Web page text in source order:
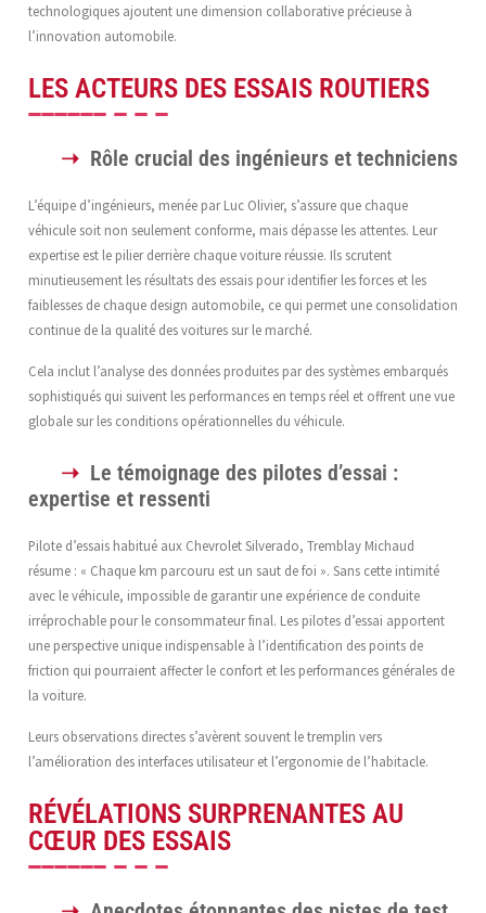
technologiques ajoutent une dimension collaborative précieuse à
l’innovation automobile.
LES ACTEURS DES ESSAIS ROUTIERS
Rôle crucial des ingénieurs et techniciens
L’équipe d’ingénieurs, menée par Luc Olivier, s’assure que chaque
véhicule soit non seulement conforme, mais dépasse les attentes. Leur
expertise est le pilier derrière chaque voiture réussie. Ils scrutent
minutieusement les résultats des essais pour identifier les forces et les
faiblesses de chaque design automobile, ce qui permet une consolidation
continue de la qualité des voitures sur le marché.
Cela inclut l’analyse des données produites par des systèmes embarqués
sophistiqués qui suivent les performances en temps réel et offrent une vue
globale sur les conditions opérationnelles du véhicule.
Le témoignage des pilotes d’essai :
expertise et ressenti
Pilote d’essais habitué aux Chevrolet Silverado, Tremblay Michaud
résume : « Chaque km parcouru est un saut de foi ». Sans cette intimité
avec le véhicule, impossible de garantir une expérience de conduite
irréprochable pour le consommateur final. Les pilotes d’essai apportent
une perspective unique indispensable à l’identification des points de
friction qui pourraient affecter le confort et les performances générales de
la voiture.
Leurs observations directes s’avèrent souvent le tremplin vers
l’amélioration des interfaces utilisateur et l’ergonomie de l’habitacle.
RÉVÉLATIONS SURPRENANTES AU
CŒUR DES ESSAIS